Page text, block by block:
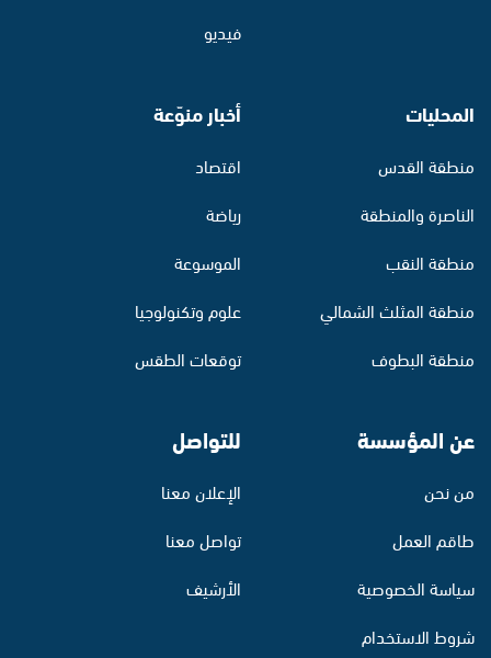
فيديو
المحليات
منطقة القدس
الناصرة والمنطقة
منطقة النقب
منطقة المثلث الشمالي
منطقة البطوف
أخبار منوّعة
اقتصاد
رياضة
الموسوعة
علوم وتكنولوجيا
توقعات الطقس
عن المؤسسة
من نحن
طاقم العمل
سياسة الخصوصية
شروط الاستخدام
للتواصل
الإعلان معنا
تواصل معنا
الأرشيف